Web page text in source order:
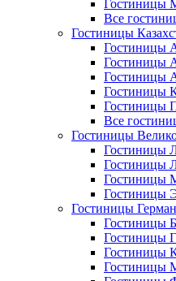
Гостиницы
Все
Гостиницы
Гостиницы
Гостиницы
Гостиницы
Гостиницы
Гостиницы
Все
Гостиницы
Гостиницы
Гостиницы
Гостиницы
Гостиницы
Гостиницы
Гостиницы
Гостиницы
Гостиницы
Гостиницы